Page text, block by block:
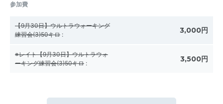
参加費
【9月30日】ウルトラウォーキング
練習会(3)50キロ : 3,000円
※レイト【9月30日】ウルトラウォ
ーキング練習会(3)50キロ : 3,500円